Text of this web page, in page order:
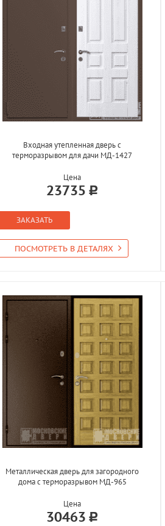
Входная утепленная дверь с
терморазрывом для дачи МД-1427
Цена
23735
ЗАКАЗАТЬ
ПОСМОТРЕТЬ В ДЕТАЛЯХ
Металлическая дверь для загородного
дома с терморазрывом МД-965
Цена
30463